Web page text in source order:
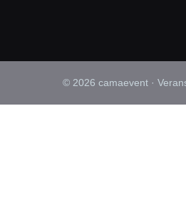
© 2026 camaevent ·